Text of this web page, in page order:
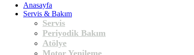
Anasayfa
Servis & Bakım
Servis
Periyodik Bakım
Atölye
Motor Yenileme